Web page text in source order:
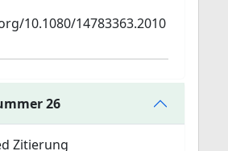
10.1080/14783363.2010
26
Zitierung